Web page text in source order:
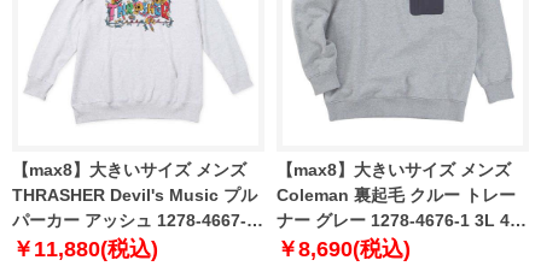
【max8】大きいサイズ メンズ
THRASHER Devil's Music プル
パーカー アッシュ 1278-4667-1
3L 4L 5L 6L 8L
￥11,880(税込)
【max8】大きいサイズ メンズ
Coleman 裏起毛 クルー トレー
ナー グレー 1278-4676-1 3L 4L
5L 6L 8L
￥8,690(税込)